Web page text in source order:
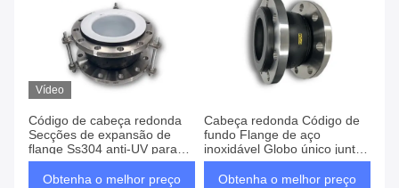
Vídeo
Código de cabeça redonda
Secções de expansão de
flange Ss304 anti-UV para
controlo de vibrações e ruído
Obtenha o melhor preço
Cabeça redonda Código de
fundo Flange de aço
inoxidável Globo único juntas
de expansão de borracha
Obtenha o melhor preço